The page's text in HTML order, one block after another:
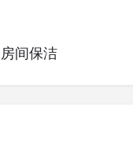
房间保洁